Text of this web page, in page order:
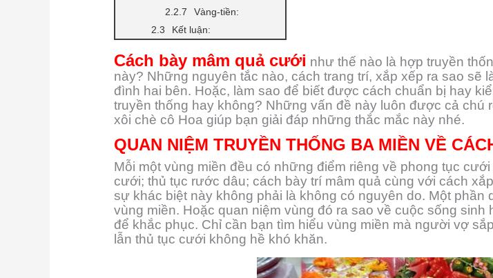
Vàng-tiền:
Kết luận:
Cách bày mâm quả cưới như thế nào là hợp truyền
này? Những nguyên tắc nào, cách trang trí, xắp xếp ra sao sẽ
đình hai bên. Hoặc, làm sao để biết được cách chuẩn bị hay
truyền thống hay không? Những vấn đề này luôn được cả
xôi chè cô Hoa giúp bạn giải đáp những thắc mắc này nhé.
QUAN NIỆM TRUYỀN THỐNG BA MIỀN VỀ
Mỗi một vùng miền đều có những điểm riêng về phong tục
cưới; thủ tục rước dâu; cách bày trí mâm quả cùng với cách
sự khác biệt này không phải là không có nguyên do. Một
vùng miền. Hoặc quan niệm vùng đó ra sao về cuộc sống
để khắc phục. Chỉ cần bạn tìm hiểu vùng miền mà người vợ
lẫn thủ tục cưới không hề khó khăn.